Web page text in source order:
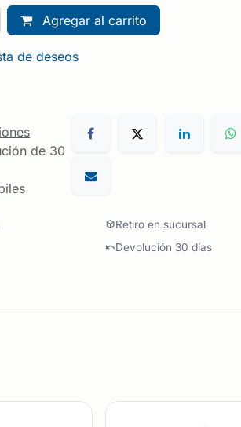
Agregar al carrito
de deseos
de 30
Retiro en sucursal
Devolución 30 días